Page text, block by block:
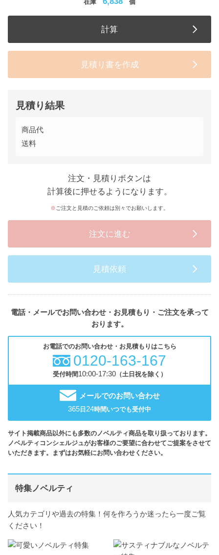
在庫 個
計算
見積り書を作成
見積り結果
商品代
送料
注文・見積りボタンは
計算後に押せるようになります。
ご注文と見積のご依頼は別々でお願いします。
注文に進む
見積依頼
電話・メールでお問い合わせ・お見積もり・ご注文を承って
おります。
お電話でのお問い合わせ・お見積もりはこちら
0120-163-167
受付時間10:00-17:30（土日祝を除く）
メールでのお問い合わせ
365 日 24時間いつでも受付中
サイト掲載商品以外にも多数のノベルティ商品を取り扱っております。
ノベルティコンシェルジュがお客様のご要望に合わせてご提案をさせて
いただきます。まずはお気軽にお問い合わせください。
特集ノベルティ
人気カテゴリや過去の特集！何を作ろうか迷ったら一度ご覧
ください！